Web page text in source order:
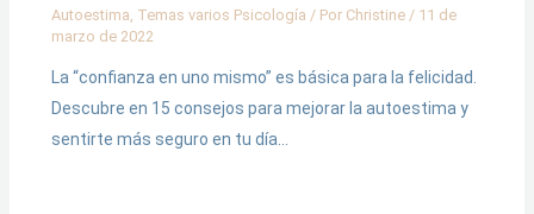
Autoestima Temas varios Psicología / Por Christine / 11 de
marzo de 2022
La “confianza en uno mismo” es básica para la felicidad.
Descubre en 15 consejos para mejorar la autoestima y
sentirte más seguro en tu día…